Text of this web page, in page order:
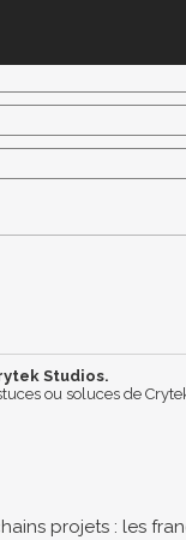
Studios.
ou soluces de
projets : les